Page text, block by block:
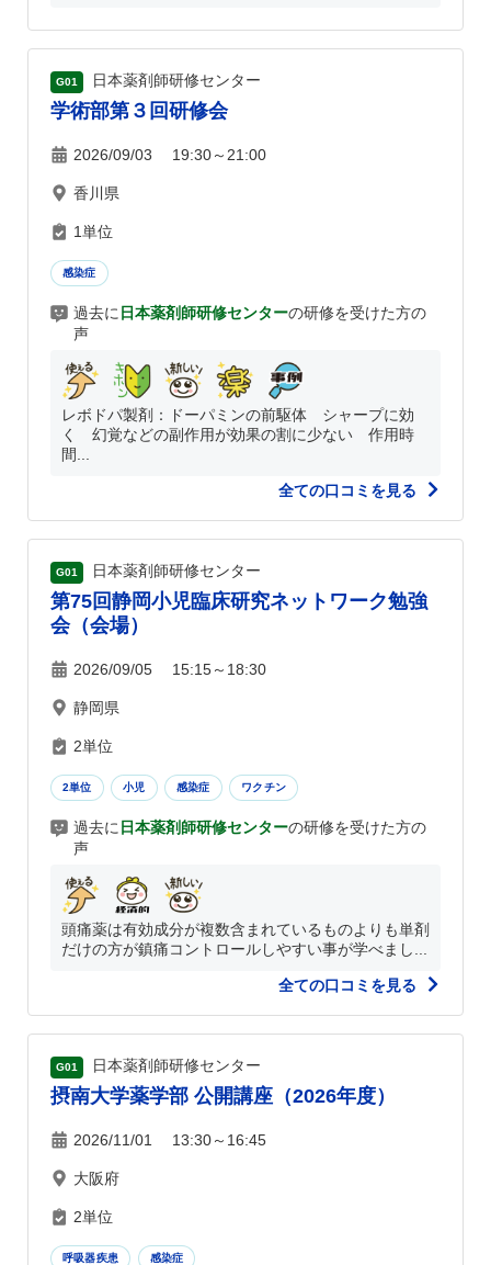
G01 日本薬剤師研修センター
学術部第３回研修会
2026/09/03 19:30～21:00
香川県
1単位
感染症
過去に 日本薬剤師研修センターの研修を受けた方の
声
レボドパ製剤：ドーパミンの前駆体 シャープに効
く 幻覚などの副作用が効果の割に少ない 作用時
間...
全ての口コミを見る
G01 日本薬剤師研修センター
第75回静岡小児臨床研究ネットワーク勉強
会（会場）
2026/09/05 15:15～18:30
静岡県
2単位
2単位 小児 感染症 ワクチン
過去に 日本薬剤師研修センターの研修を受けた方の
声
頭痛薬は有効成分が複数含まれているものよりも単剤
だけの方が鎮痛コントロールしやすい事が学べまし...
全ての口コミを見る
G01 日本薬剤師研修センター
摂南大学薬学部 公開講座（2026年度）
2026/11/01 13:30～16:45
大阪府
2単位
呼吸器疾患 感染症